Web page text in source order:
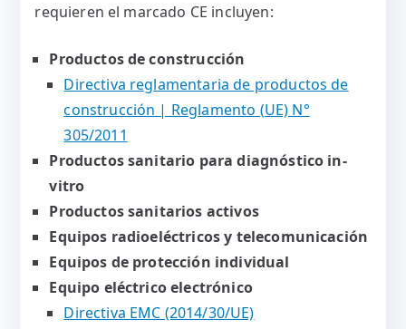
requieren el marcado CE incluyen:
Productos de construcción
Directiva reglamentaria de productos de
construcción | Reglamento (UE) N°
305/2011
Productos sanitario para diagnóstico in-
vitro
Productos sanitarios activos
Equipos radioeléctricos y telecomunicación
Equipos de protección individual
Equipo eléctrico electrónico
Directiva EMC (2014/30/UE)